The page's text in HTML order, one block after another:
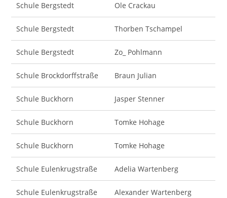
Schule Bergstedt Ole Crackau
Schule Bergstedt Thorben Tschampel
Schule Bergstedt Zo_ Pohlmann
Schule Brockdorffstraße Braun Julian
Schule Buckhorn Jasper Stenner
Schule Buckhorn Tomke Hohage
Schule Buckhorn Tomke Hohage
Schule Eulenkrugstraße Adelia Wartenberg
Schule Eulenkrugstraße Alexander Wartenberg